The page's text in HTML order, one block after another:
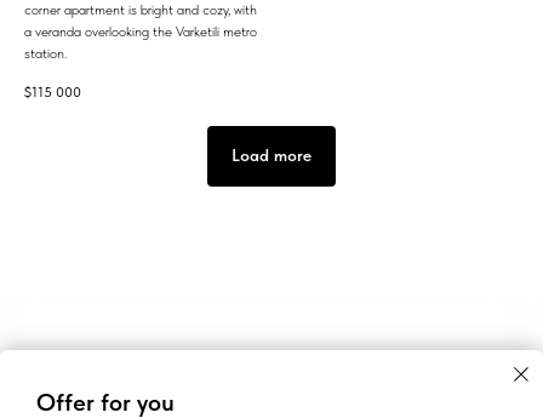
Offer for you
corner apartment is bright and cozy, with
a veranda overlooking the Varketili metro
station.
$115 000
Load more